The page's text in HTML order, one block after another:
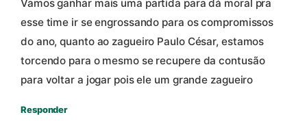
Vamos ganhar mais uma partida para dá moral pra
esse time ir se engrossando para os compromissos
do ano, quanto ao zagueiro Paulo César, estamos
torcendo para o mesmo se recupere da contusão
para voltar a jogar pois ele um grande zagueiro
Responder